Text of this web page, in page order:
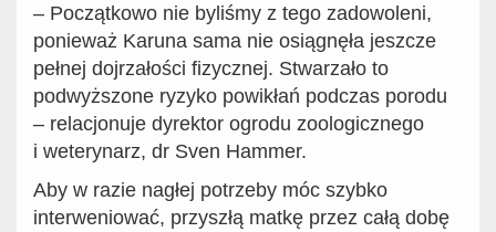
– Początkowo nie byliśmy z tego zadowoleni,
ponieważ Karuna sama nie osiągnęła jeszcze
pełnej dojrzałości fizycznej. Stwarzało to
podwyższone ryzyko powikłań podczas porodu
– relacjonuje dyrektor ogrodu zoologicznego
i weterynarz, dr Sven Hammer.
Aby w razie nagłej potrzeby móc szybko
interweniować, przyszłą matkę przez całą dobę